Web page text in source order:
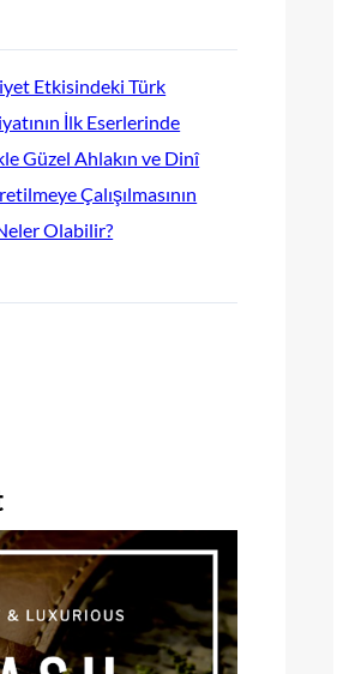
Etkisindeki Türk
İlk Eserlerinde
Güzel Ahlakın ve Dinî
Çalışılmasının
Olabilir?